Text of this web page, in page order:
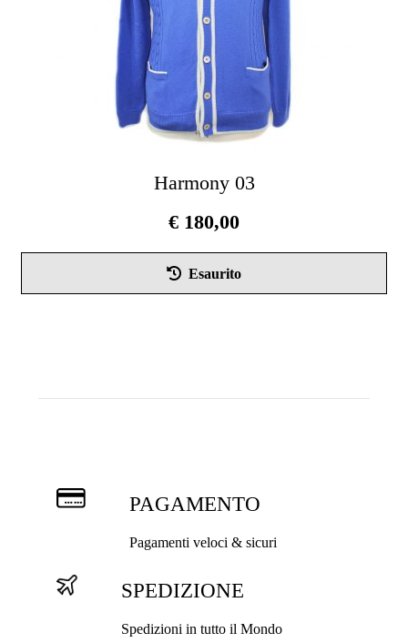
Harmony 03
€ 180,00
Esaurito
PAGAMENTO
Pagamenti veloci & sicuri
SPEDIZIONE
Spedizioni in tutto il Mondo